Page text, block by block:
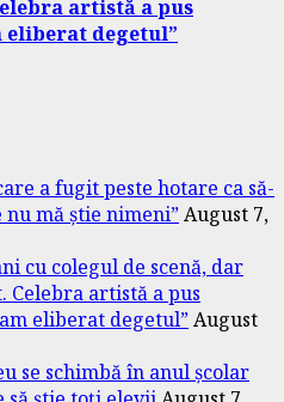
artistă a pus
degetul”
a fugit peste hotare ca să-
nu mă știe nimeni”August 7,
cu colegul de scenă, dar
Celebra artistă a pus
eliberat degetul”August
se schimbă în anul școlar